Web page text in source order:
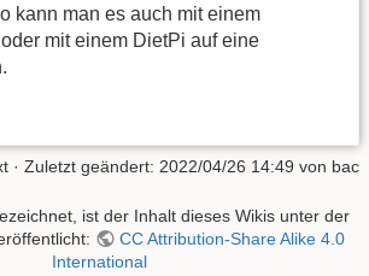
kann man es auch mit einem
oder mit einem DietPi auf eine
· Zuletzt geändert: 2022/04/26 14:49 von bac
ist der Inhalt dieses Wikis unter der
CC Attribution-Share Alike 4.0
International